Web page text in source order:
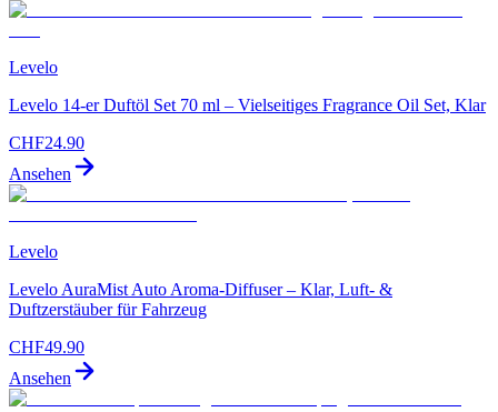
Levelo
Levelo 14-er Duftöl Set 70 ml – Vielseitiges Fragrance Oil Set, Klar
CHF24.90
Ansehen
Levelo
Levelo AuraMist Auto Aroma-Diffuser – Klar, Luft- &
Duftzerstäuber für Fahrzeug
CHF49.90
Ansehen